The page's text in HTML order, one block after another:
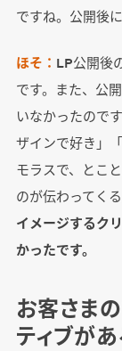
ですね。公開後
ほそ： LP公開後
です。また、公
いなかったので
ザインで好き」
モラスで、とこ
のが伝わってく
イメージするク
かったです。
お客さま
ティブが